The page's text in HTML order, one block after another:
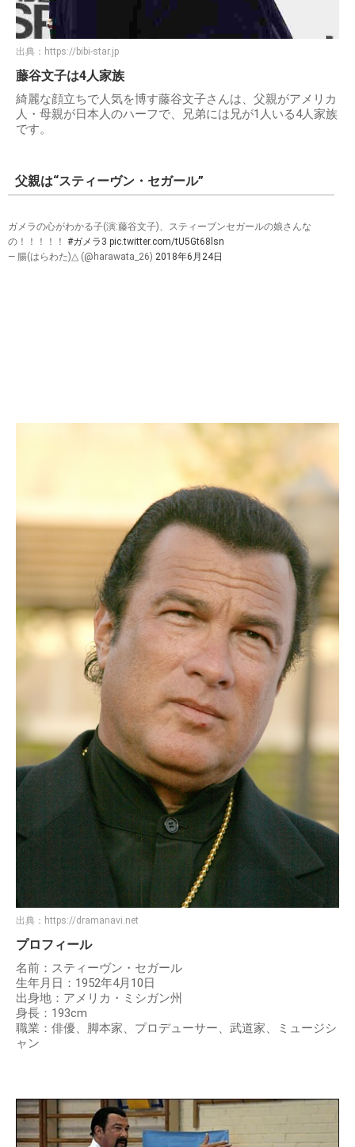
出典： https://bibi-star.jp
藤谷文子は4人家族
綺麗な顔立ちで人気を博す藤谷文子さんは、父親がアメリカ
人・母親が日本人のハーフで、兄弟には兄が1人いる4人家族
です。
父親は“スティーヴン・セガール”
ガメラの心がわかる子(演:藤谷文子)、スティーブンセガールの娘さんな
の！！！！！ #ガメラ3 pic.twitter.com/tU5Gt68lsn
— 腸(はらわた)△ (@harawata_26) 2018年6月24日
出典： https://dramanavi.net
プロフィール
名前：スティーヴン・セガール
生年月日：1952年4月10日
出身地：アメリカ・ミシガン州
身長：193cm
職業：俳優、脚本家、プロデューサー、武道家、ミュージシ
ャン